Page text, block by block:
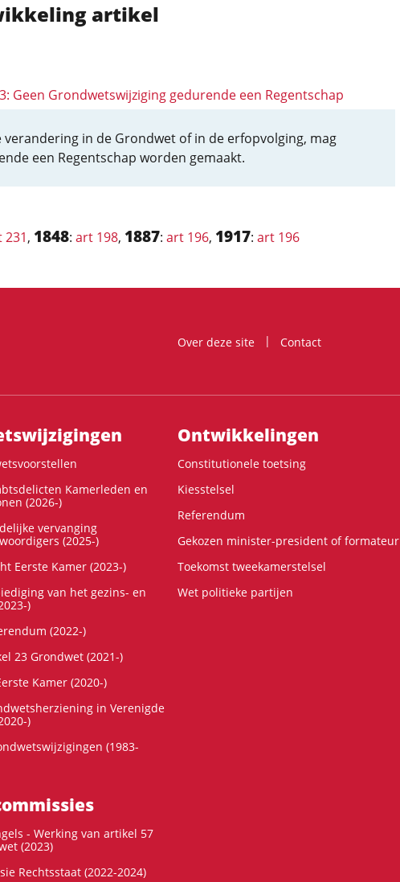
artikel
Geen Grondwetswijziging gedurende een Regentschap
verandering in de Grondwet of in de erfopvolging, mag
een Regentschap worden gemaakt.
231, 1848: art 198, 1887: art 196, 1917: art 196
Over deze site
Contact
Kamerleden en
(2026-)
vervanging
(2025-)
Eerste Kamer (2023-)
van het gezins- en
)
(2022-)
23 Grondwet (2021-)
Kamer (2020-)
in Verenigde
)
(1983-
Ontwikke­lingen
Constitutionele toetsing
Kiesstelsel
Referendum
Gekozen minister-president of formateur
Toekomst tweekamerstelsel
Wet politieke partijen
- Werking van artikel 57
(2023)
Rechtsstaat (2022-2024)